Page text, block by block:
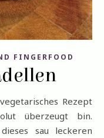
FINGERFOOD
überzeugt bin.
sau leckeren